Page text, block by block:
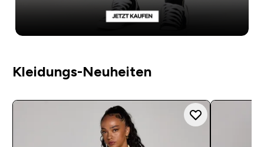
Kleidungs-Neuheiten